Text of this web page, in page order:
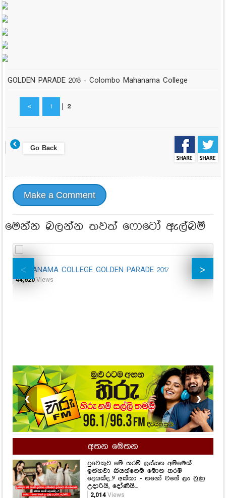
GOLDEN PARADE 2018 - Colombo Mahanama College
« 1 2
Go Back
Make a Comment
මෙන්න බලන්න තවත් ෆොටෝ ඇල්බම්
MAHANAMA COLLEGE GOLDEN PARADE 2017
44,620 Views
❮ ❯
අතන මෙතන
දුවෙකුට මේ තරම් ලස්සන අම්මෙක්
ඉන්නවා කියන්නෙම මොන තරම්
දෙයක්ද..? අක්කා - නගෝ වගේ ළං වුණු
උදාරියි, දෝණියි...
2,014Views